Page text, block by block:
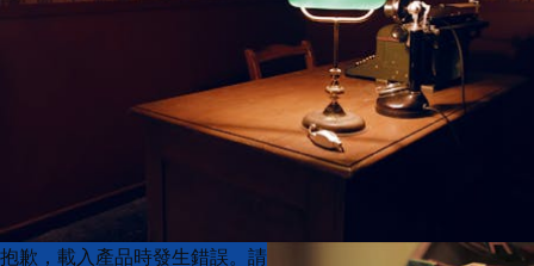
Product
Product
抱歉，載入產品時發生錯誤。請